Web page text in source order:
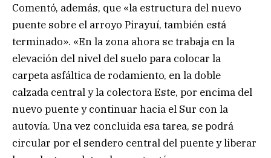
Comentó, además, que «la estructura del nuevo
puente sobre el arroyo Pirayuí, también está
terminado». «En la zona ahora se trabaja en la
elevación del nivel del suelo para colocar la
carpeta asfáltica de rodamiento, en la doble
calzada central y la colectora Este, por encima del
nuevo puente y continuar hacia el Sur con la
autovía. Una vez concluida esa tarea, se podrá
circular por el sendero central del puente y liberar